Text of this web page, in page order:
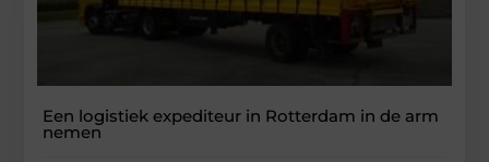
Een logistiek expediteur in Rotterdam in de arm
nemen